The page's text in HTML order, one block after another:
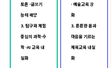
토론 ·글쓰기
능력 배양
3. 탐구와 체험
중심의 과학·수
학 ·AI 교육 내
실화
· 예술교육 강
화
3. 튼튼한 몸과
마음을 기르는
체육교육 내실
화